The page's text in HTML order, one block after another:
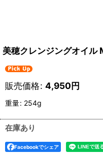
美穂クレンジングオイ
販売価格: 4,950円
重量: 254g
在庫あり
Facebookでシェア